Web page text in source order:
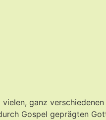
ganz
Gospel geprägten